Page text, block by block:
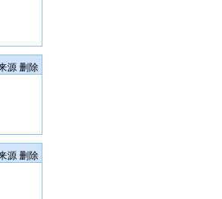
源 删除
源 删除